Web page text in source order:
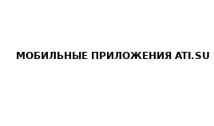
МОБИЛЬНЫЕ ПРИЛОЖЕНИЯ ATI.SU